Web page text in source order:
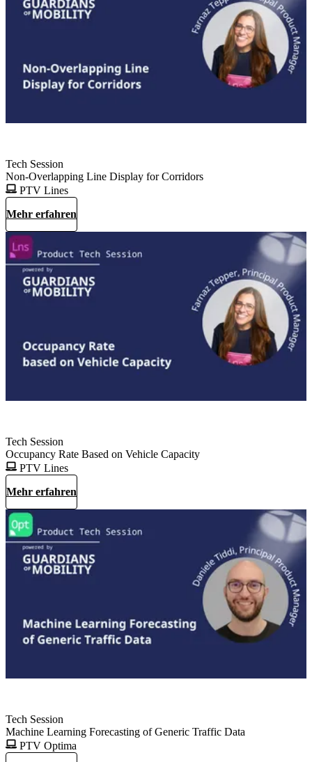
Tech Session
Non-Overlapping Line Display for Corridors
PTV Lines
Mehr erfahren
Tech Session
Occupancy Rate Based on Vehicle Capacity
PTV Lines
Mehr erfahren
Tech Session
Machine Learning Forecasting of Generic Traffic Data
PTV Optima